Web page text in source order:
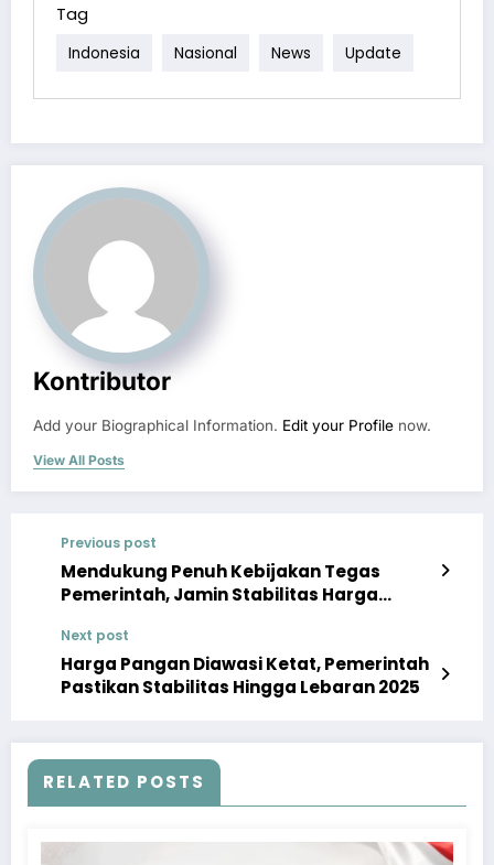
Tag
Indonesia Nasional News Update
Kontributor
Add your Biographical Information. Edit your Profile now.
View All Posts
Previous post
Mendukung Penuh Kebijakan Tegas
Pemerintah, Jamin Stabilitas Harga
Next post
Harga Pangan Diawasi Ketat, Pemerintah
Pastikan Stabilitas Hingga Lebaran 2025
RELATED POSTS